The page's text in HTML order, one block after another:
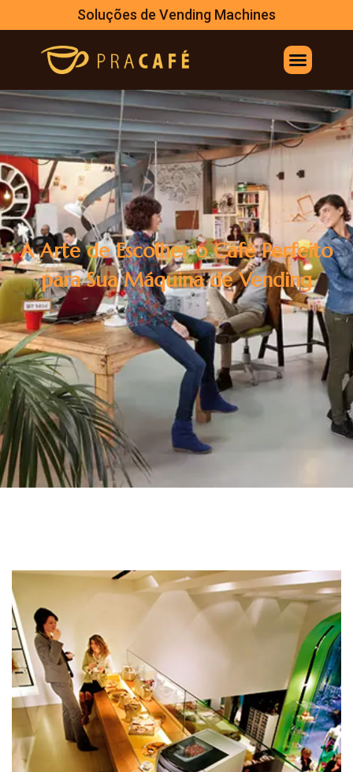
Soluções de Vending Machines
A Arte de Escolher o Café Perfeito
para Sua Máquina de Vending